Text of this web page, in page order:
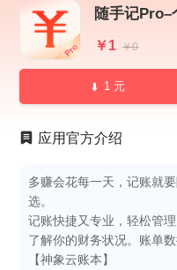
随手记Pro–
￥1 ￥0
1 元
应用官方介绍
多赚会花每一天，记账就
选。
记账快捷又专业，轻松管
了解你的财务状况。账单
【神象云账本】